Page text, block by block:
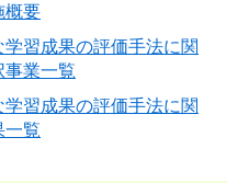
要
習成果の評価手法に関
業一覧
習成果の評価手法に関
覧